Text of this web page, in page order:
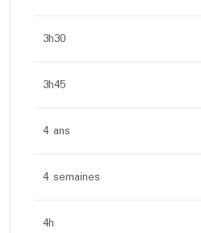
3h30
3h45
4 ans
4 semaines
4h